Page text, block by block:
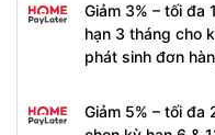
Giảm 3% – tối
hạn 3 tháng cho
phát sinh đơn
Giảm 5% – tối